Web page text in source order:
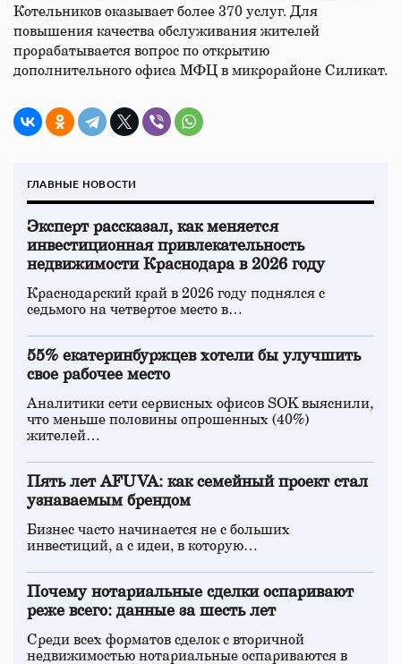
Котельников оказывает более 370 услуг. Для
повышения качества обслуживания жителей
прорабатывается вопрос по открытию
дополнительного офиса МФЦ в микрорайоне Силикат.
ГЛАВНЫЕ НОВОСТИ
Эксперт рассказал, как меняется
инвестиционная привлекательность
недвижимости Краснодара в 2026 году
Краснодарский край в 2026 году поднялся с
седьмого на четвертое место в…
55% екатеринбуржцев хотели бы улучшить
свое рабочее место
Аналитики сети сервисных офисов SOK выяснили,
что меньше половины опрошенных (40%)
жителей…
Пять лет AFUVA: как семейный проект стал
узнаваемым брендом
Бизнес часто начинается не с больших
инвестиций, а с идеи, в которую…
Почему нотариальные сделки оспаривают
реже всего: данные за шесть лет
Среди всех форматов сделок с вторичной
недвижимостью нотариальные оспариваются в